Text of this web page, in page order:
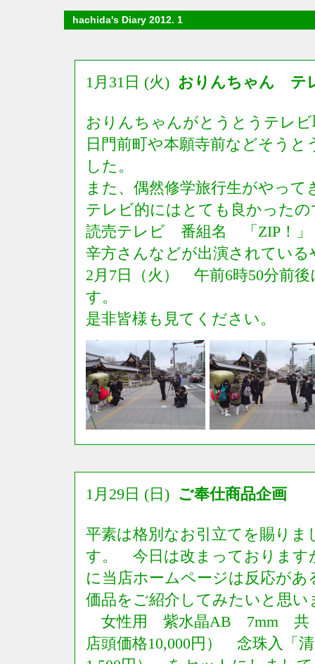
hachida's Diary 2012. 1
1月31日 (火) おりんちゃん
おりんちゃんがとうとうテレ
日門前町や本願寺前などそう
した。
また、偶然修学旅行生がやっ
テレビ的にはとても良かった
読売テレビ 番組名 「ZIP！
辛方さんなどが出演されている
2月7日（火） 午前6時50分前
す。
是非皆様も見てください。
1月29日 (日) ご奉仕商品企画
平素は格別なお引立てを賜りま
す。 今日は改まっております
に当店ホームページは反応が
価品をご紹介してみたいと思い
女性用 紫水晶AB 7mm 共
店頭価格10,000円） 念珠入「